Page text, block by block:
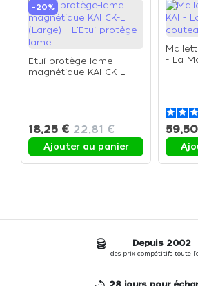
-20%
Etui protège-lame
magnétique KAI CK-L
18,25 € 22,81 €
Ajouter au panier
- La
Depuis 2002
des prix compétitifs toute